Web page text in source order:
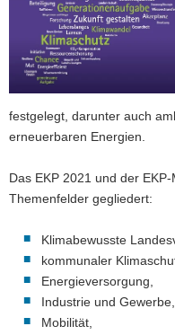
e
festgelegt, darunter auch
erneuerbaren Energien.
Das EKP 2021 und der
Themenfelder gegliedert:
Klimabewusste
kommunaler
Energieversorgung,
Industrie und Gewerbe,
Mobilität,